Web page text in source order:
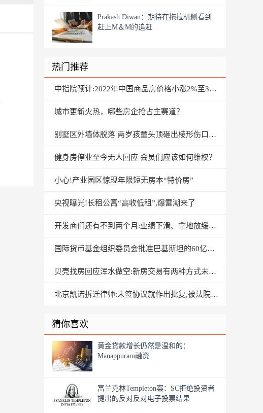
Prakash Diwan：期待在拖拉机侧看到
赶上M＆M的追赶
热门推荐
中指院预计:2022年中国商品房价格小涨2%至3.5%
城市更新火热，哪些房企抢占主赛道？
别墅区外墙体脱落 两岁孩童头顶砸出棱形伤口(组图)
健身房停业至今无人回应 会员们应该如何维权？
小心!产业园区惊现年限短无房本“特价房”
央视曝光!长租公寓“高收低租”,爆雷潮来了
开发商们还有不到两个月:业绩下滑、拿地放缓、巨债到期
国际货币基金组织委员会批准巴基斯坦的60亿美元贷款包
贝壳找房回应浑水做空:新房交易有两种方式未计入在内
北京凯诺拆迁律师:未签协议就作出批复,被法院判违法!
猜你喜欢
黄金贷款增长仍然是温和的：
Manappuram融资
富兰克林Templeton案：SC拒绝投资者
提出的反对反对电子投票结果